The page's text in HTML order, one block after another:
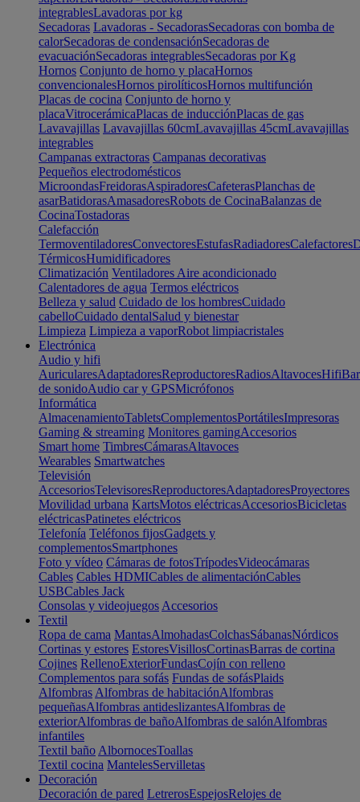
integrablesLavadoras por kg
Secadoras Lavadoras - SecadorasSecadoras con bomba de
calorSecadoras de condensaciónSecadoras de
evacuaciónSecadoras integrablesSecadoras por Kg
Hornos Conjunto de horno y placaHornos
convencionalesHornos pirolíticosHornos multifunción
Placas de cocina Conjunto de horno y
placaVitrocerámicaPlacas de inducciónPlacas de gas
Lavavajillas Lavavajillas 60cmLavavajillas 45cmLavavajillas
integrables
Campanas extractoras Campanas decorativas
Pequeños electrodomésticos
MicroondasFreidorasAspiradoresCafeterasPlanchas de
asarBatidorasAmasadoresRobots de CocinaBalanzas de
CocinaTostadoras
Calefacción
TermoventiladoresConvectoresEstufasRadiadoresCalefactores
TérmicosHumidificadores
Climatización Ventiladores Aire acondicionado
Calentadores de agua Termos eléctricos
Belleza y salud Cuidado de los hombresCuidado
cabelloCuidado dentalSalud y bienestar
Limpieza Limpieza a vaporRobot limpiacristales
Electrónica
Audio y hifi
AuricularesAdaptadoresReproductoresRadiosAltavocesHifi
de sonidoAudio car y GPSMicrófonos
Informática
AlmacenamientoTabletsComplementosPortátilesImpresoras
Gaming & streaming Monitores gamingAccesorios
Smart home TimbresCámarasAltavoces
Wearables Smartwatches
Televisión
AccesoriosTelevisoresReproductoresAdaptadoresProyectores
Movilidad urbana KartsMotos eléctricasAccesoriosBicicletas
eléctricasPatinetes eléctricos
Telefonía Teléfonos fijosGadgets y
complementosSmartphones
Foto y vídeo Cámaras de fotosTrípodesVideocámaras
Cables Cables HDMICables de alimentaciónCables
USBCables Jack
Consolas y videojuegos Accesorios
Textil
Ropa de cama MantasAlmohadasColchasSábanasNórdicos
Cortinas y estores EstoresVisillosCortinasBarras de cortina
Cojines RellenoExteriorFundasCojín con relleno
Complementos para sofás Fundas de sofásPlaids
Alfombras Alfombras de habitaciónAlfombras
pequeñasAlfombras antideslizantesAlfombras de
exteriorAlfombras de bañoAlfombras de salónAlfombras
infantiles
Textil baño AlbornocesToallas
Textil cocina MantelesServilletas
Decoración
Decoración de pared LetrerosEspejosRelojes de